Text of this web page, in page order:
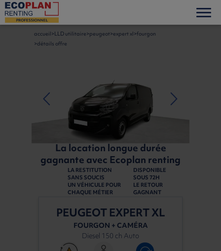
accueil LLD utilitaire peugeot expert xl fourgon
détails offre
La location longue durée
gagnante avec Ecoplan renting
LA RESTITUTION
SANS SOUCIS
UN VÉHICULE POUR
CHAQUE MÉTIER
DISPONIBLE
SOUS 72H
LE RETOUR
GAGNANT
PEUGEOT EXPERT XL
FOURGON + CAMÉRA
Diesel 150 ch Auto